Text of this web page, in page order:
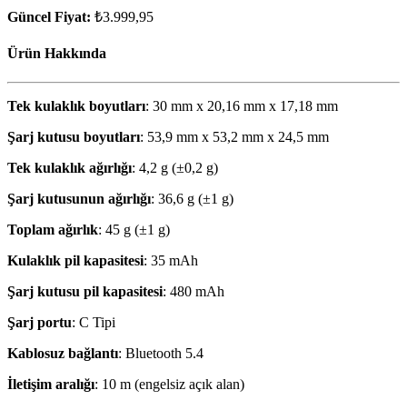
Güncel Fiyat: ₺3.999,95
Ürün Hakkında
Tek kulaklık boyutları: 30 mm x 20,16 mm x 17,18 mm
Şarj kutusu boyutları: 53,9 mm x 53,2 mm x 24,5 mm
Tek kulaklık ağırlığı: 4,2 g (±0,2 g)
Şarj kutusunun ağırlığı: 36,6 g (±1 g)
Toplam ağırlık: 45 g (±1 g)
Kulaklık pil kapasitesi: 35 mAh
Şarj kutusu pil kapasitesi: 480 mAh
Şarj portu: C Tipi
Kablosuz bağlantı: Bluetooth 5.4
İletişim aralığı: 10 m (engelsiz açık alan)